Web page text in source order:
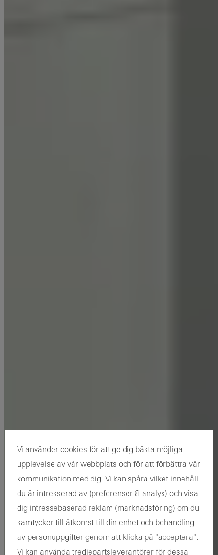
Vi använder cookies för att ge dig bästa möjliga
upplevelse av vår webbplats och för att förbättra vår
kommunikation med dig. Vi kan spåra vilket innehåll
du är intresserad av (preferenser & analys) och visa
dig intressebaserad reklam (marknadsföring) om du
samtycker till åtkomst till din enhet och behandling
av personuppgifter genom att klicka på "acceptera".
Vi kan använda tredjepartsleverantörer för dessa